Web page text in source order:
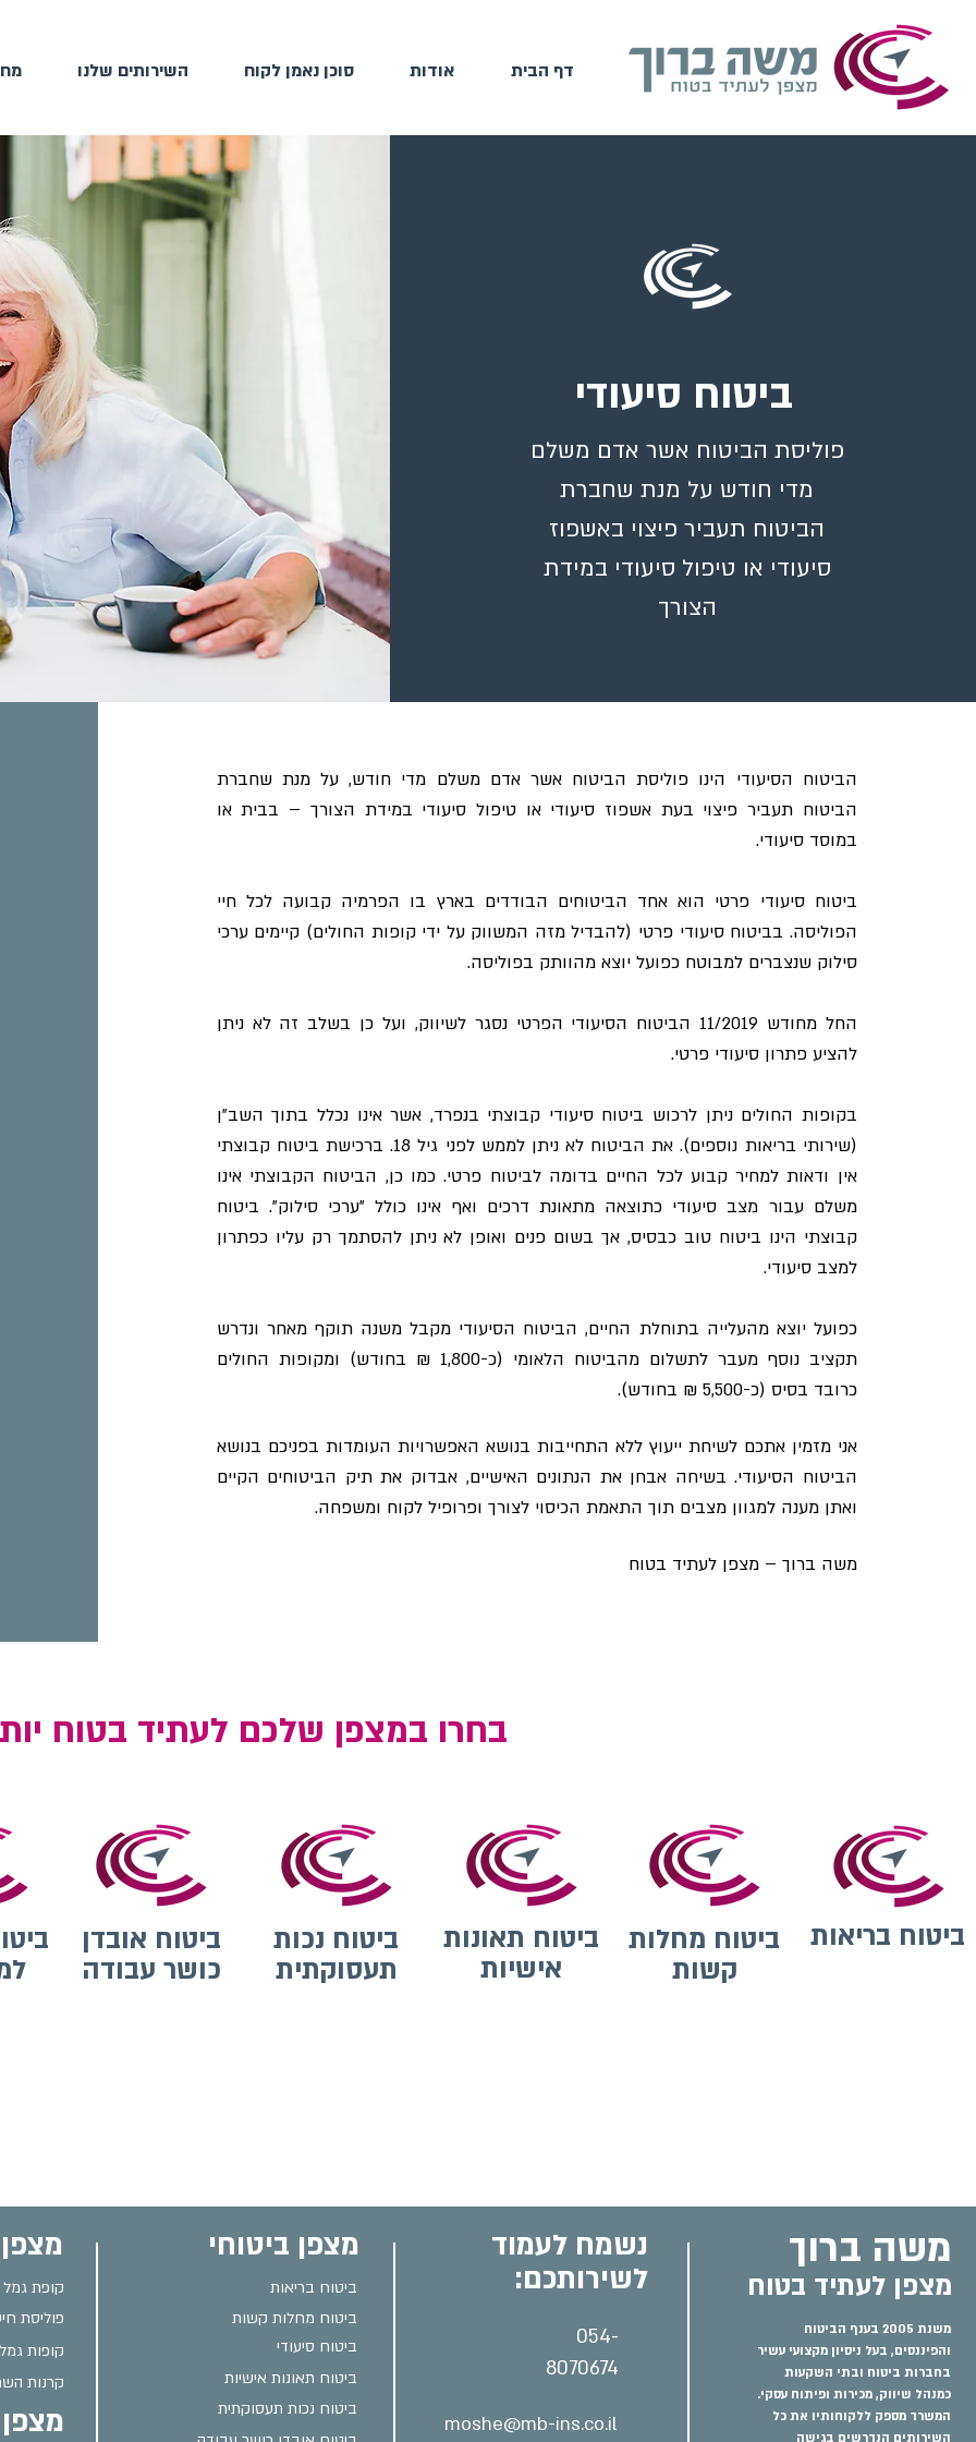
דף הבית אודות סוכן נאמן לקוח השירותים שלנו
ביטוח סיעודי
פוליסת הביטוח אשר אדם משלם
מדי חודש על מנת שחברת
הביטוח תעביר פיצוי באשפוז
סיעודי או טיפול סיעודי במידת
הצורך
הביטוח הסיעודי הינו פוליסת הביטוח אשר אדם משלם מדי חודש, על מנת שחברת
הביטוח תעביר פיצוי בעת אשפוז סיעודי או טיפול סיעודי במידת הצורך – בבית או
במוסד סיעודי.
ביטוח סיעודי פרטי הוא אחד הביטוחים הבודדים בארץ בו הפרמיה קבועה לכל חיי
הפוליסה. בביטוח סיעודי פרטי (להבדיל מזה המשווק על ידי קופות החולים) קיימים ערכי
סילוק שנצברים למבוטח כפועל יוצא מהוותק בפוליסה.
החל מחודש 11/2019 הביטוח הסיעודי הפרטי נסגר לשיווק, ועל כן בשלב זה לא ניתן
להציע פתרון סיעודי פרטי.
בקופות החולים ניתן לרכוש ביטוח סיעודי קבוצתי בנפרד, אשר אינו נכלל בתוך השב"ן
(שירותי בריאות נוספים). את הביטוח לא ניתן לממש לפני גיל 18. ברכישת ביטוח קבוצתי
אין ודאות למחיר קבוע לכל החיים בדומה לביטוח פרטי. כמו כן, הביטוח הקבוצתי אינו
משלם עבור מצב סיעודי כתוצאה מתאונת דרכים ואף אינו כולל "ערכי סילוק". ביטוח
קבוצתי הינו ביטוח טוב כבסיס, אך בשום פנים ואופן לא ניתן להסתמך רק עליו כפתרון
למצב סיעודי.
כפועל יוצא מהעלייה בתוחלת החיים, הביטוח הסיעודי מקבל משנה תוקף מאחר ונדרש
תקציב נוסף מעבר לתשלום מהביטוח הלאומי (כ-1,800 ₪ בחודש) ומקופות החולים
כרובד בסיס (כ-5,500 ₪ בחודש).
אני מזמין אתכם לשיחת ייעוץ ללא התחייבות בנושא האפשרויות העומדות בפניכם בנושא
הביטוח הסיעודי. בשיחה אבחן את הנתונים האישיים, אבדוק את תיק הביטוחים הקיים
ואתן מענה למגוון מצבים תוך התאמת הכיסוי לצורך ופרופיל לקוח ומשפחה.
משה ברוך – מצפן לעתיד בטוח
בחרו במצפן שלכם לעתיד בטוח
ביטוח אובדן
כושר עבודה
ביטוח נכות
תעסוקתית
ביטוח תאונות
אישיות
ביטוח מחלות
קשות
ביטוח בריאות
קופת
פוליסת
קופות גמל
קרנות
מצפן
מצפן ביטוחי
ביטוח בריאות
ביטוח מחלות קשות
ביטוח סיעודי
ביטוח תאונות אישיות
ביטוח נכות תעסוקתית
נשמח לעמוד
לשירותכם:
054-
8070674
moshe@mb-ins.co.il
משה ברוך
מצפן לעתיד בטוח
משנת 2005 בענף הביטוח
והפיננסים, בעל ניסיון מקצועי עשיר
בחברות ביטוח ובתי השקעות
כמנהל שיווק, מכירות ופיתוח עסקי.
המשרד מספק ללקוחותיו את כל
השירותים הנדרשים בגישה